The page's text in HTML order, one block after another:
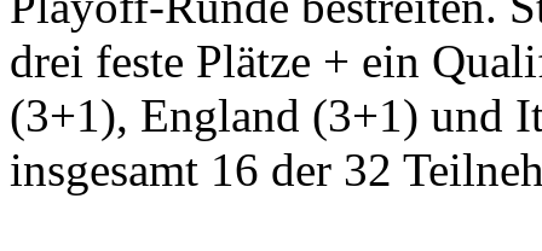
drei feste Plätze + ein
(3+1), England (3+1) und
insgesamt 16 der 32